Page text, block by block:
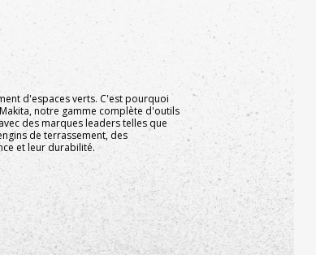
d'espaces verts. C'est pourquoi
notre gamme complète d'outils
des marques leaders telles que
de terrassement, des
et leur durabilité.